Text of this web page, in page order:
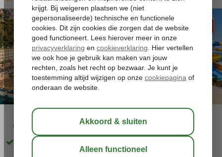
03:45 aug 33°C
Favoriet familiehotel aan privéstrand, met comfortabele
(familie)kamers en zwembad met glijbanen